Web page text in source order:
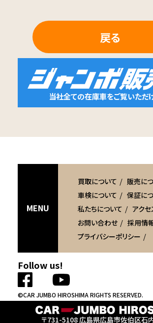
戻る
当社全ての在庫車をご覧いただけ
〒731-5108広島県広島市佐伯区石
MENU
買取について
販売に
車検について
保証に
私たちについて
アクセ
お問い合わせ
採用情
プライバシーポリシー
Follow us!
©CAR JUMBO HIROSHIMA RIGHTS RESERVED.